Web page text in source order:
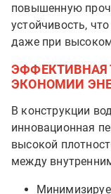
повышенную
устойчивость,
даже при
ЭФФЕКТИВНАЯ
ЭКОНОМИИ
В конструкции
инновационная
высокой
между